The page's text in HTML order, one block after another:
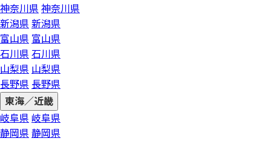
神奈川県 神奈川県
新潟県 新潟県
富山県 富山県
石川県 石川県
山梨県 山梨県
長野県 長野県
東海／近畿
岐阜県 岐阜県
静岡県 静岡県